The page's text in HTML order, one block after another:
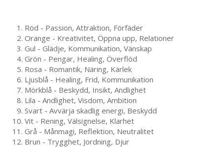
Röd - Passion, Attraktion, Förfäder
Orange - Kreativitet, Öppna upp, Relationer
Gul - Glädje, Kommunikation, Vänskap
Grön - Pengar, Healing, Överflöd
Rosa - Romantik, Näring, Kärlek
Ljusblå - Healing, Frid, Kommunikation
Mörkblå - Beskydd, Insikt, Andlighet
Lila - Andlighet, Visdom, Ambition
Svart - Avvärja skadlig energi, Beskydd
Vit - Rening, Välsignelse, Klarhet
Grå - Månmagi, Reflektion, Neutralitet
Brun - Trygghet, Jordning, Djur